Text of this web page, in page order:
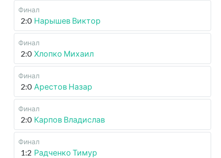
Финал
2:0 Нарышев Виктор
Финал
2:0 Хлопко Михаил
Финал
2:0 Арестов Назар
Финал
2:0 Карпов Владислав
Финал
1:2 Радченко Тимур